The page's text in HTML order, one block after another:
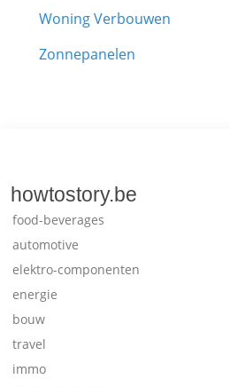
Woning Verbouwen
Zonnepanelen
howtostory.be
food-beverages
automotive
elektro-componenten
energie
bouw
travel
immo